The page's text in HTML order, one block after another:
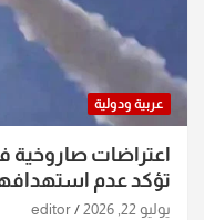
عربية ودولية
اعتراضات صاروخية
تؤكد عدم
يوليو 22, 2026 editor